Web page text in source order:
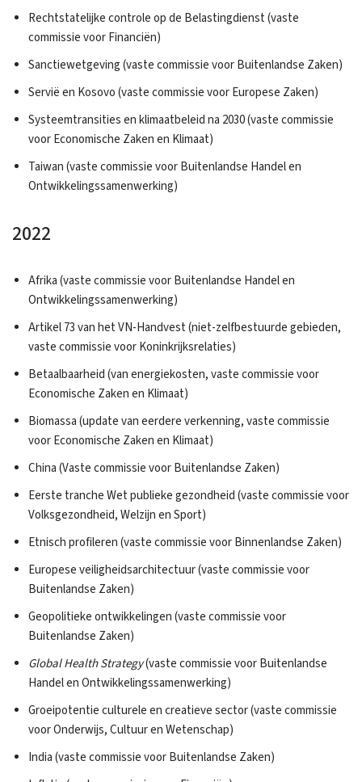
Rechtstatelijke controle op de Belastingdienst (vaste
commissie voor Financiën)
Sanctiewetgeving (vaste commissie voor Buitenlandse Zaken)
Servië en Kosovo (vaste commissie voor Europese Zaken)
Systeemtransities en klimaatbeleid na 2030 (vaste commissie
voor Economische Zaken en Klimaat)
Taiwan (vaste commissie voor Buitenlandse Handel en
Ontwikkelingssamenwerking)
2022
Afrika (vaste commissie voor Buitenlandse Handel en
Ontwikkelingssamenwerking)
Artikel 73 van het VN-Handvest (niet-zelfbestuurde gebieden,
vaste commissie voor Koninkrijksrelaties)
Betaalbaarheid (van energiekosten, vaste commissie voor
Economische Zaken en Klimaat)
Biomassa (update van eerdere verkenning, vaste commissie
voor Economische Zaken en Klimaat)
China (Vaste commissie voor Buitenlandse Zaken)
Eerste tranche Wet publieke gezondheid (vaste commissie voor
Volksgezondheid, Welzijn en Sport)
Etnisch profileren (vaste commissie voor Binnenlandse Zaken)
Europese veiligheidsarchitectuur (vaste commissie voor
Buitenlandse Zaken)
Geopolitieke ontwikkelingen (vaste commissie voor
Buitenlandse Zaken)
Global Health Strategy(vaste commissie voor Buitenlandse
Handel en Ontwikkelingssamenwerking)
Groeipotentie culturele en creatieve sector (vaste commissie
voor Onderwijs, Cultuur en Wetenschap)
India (vaste commissie voor Buitenlandse Zaken)